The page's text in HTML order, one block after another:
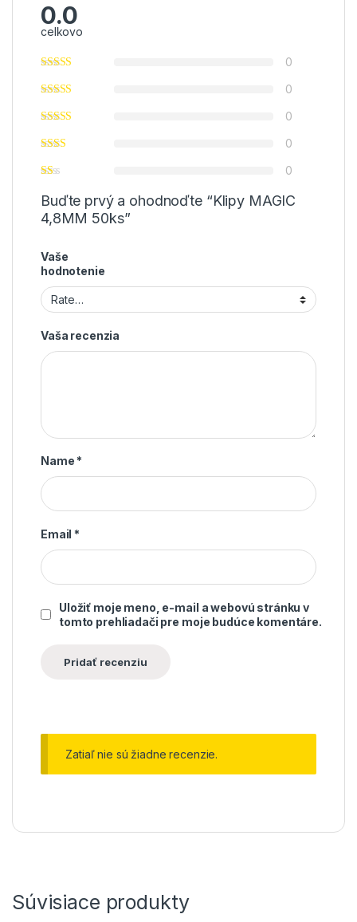
0.0
celkovo
0
0
0
0
0
Buďte prvý a ohodnoďte “Klipy MAGIC
4,8MM 50ks”
Vaše
hodnotenie
Vaša recenzia
Name *
Email *
Uložiť moje meno, e-mail a webovú stránku v
tomto prehliadači pre moje budúce komentáre.
Zatiaľ nie sú žiadne recenzie.
Súvisiace produkty